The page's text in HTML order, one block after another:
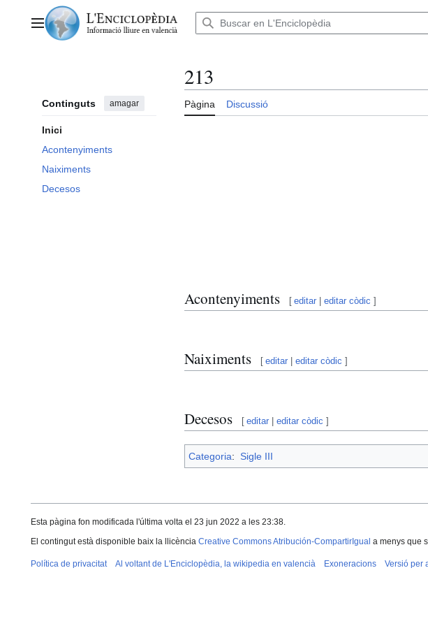
contingutMenú principal
Continguts amagar
Inici
Acontenyiments
Naiximents
Decesos
213
Pàgina Discussió
Acontenyiments [ editar |editar còdic ]
Naiximents [ editar |editar còdic ]
Decesos [ editar |editar còdic ]
Categoria: Sigle III
Esta pàgina fon modificada l'última volta el 23 jun 2022 a les 23:38.
El contingut està disponible baix la llicència Creative Commons Atribución-CompartirIgual a menys que
Política de privacitat Al voltant de L'Enciclopèdia, la wikipedia en valencià Exoneracions Versió per